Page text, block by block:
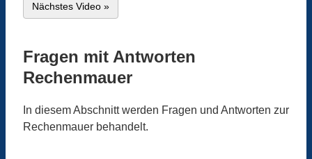
Nächstes Video »
Fragen mit Antworten
Rechenmauer
In diesem Abschnitt werden Fragen und Antworten zur
Rechenmauer behandelt.